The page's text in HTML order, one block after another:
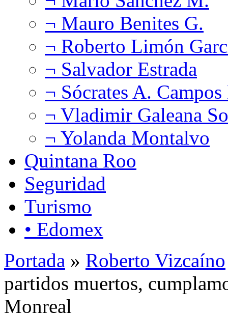
¬ Mauro Benites G.
¬ Roberto Limón
¬ Salvador Estrada
¬ Sócrates A.
¬ Vladimir Galeana
¬ Yolanda Montalvo
Quintana Roo
Seguridad
Turismo
• Edomex
Portada » Roberto Vizcaíno
partidos muertos,
Monreal